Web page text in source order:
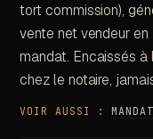
tort commission),
vente net vendeur en
mandat. Encaissés
chez le notaire,
VOIR AUSSI :